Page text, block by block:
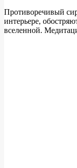
Противоречивый
интерьере,
вселенной.